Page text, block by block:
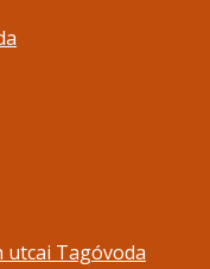
utcai Tagóvoda